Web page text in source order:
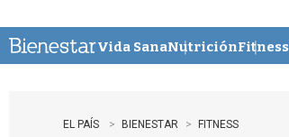
u
Vida SanaNutriciónFitness
EL PAÍS BIENESTAR FITNESS